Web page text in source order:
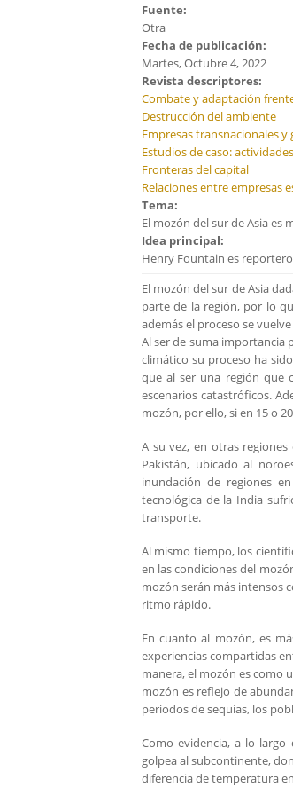
Fuente:
Otra
Fecha de publicación:
Martes, Octubre 4, 2022
Revista descriptores:
Combate y adaptación
Destrucción del ambiente
Empresas transnacionales
Estudios de caso:
Fronteras del capital
Relaciones entre empresas
Tema:
El mozón del sur de Asia es
Idea principal:
Henry Fountain es
El mozón del sur de Asia
parte de la región, por lo
además el proceso se
Al ser de suma importancia
climático su proceso ha
que al ser una región que
escenarios catastróficos.
mozón, por ello, si en 15 o
A su vez, en otras
Pakistán, ubicado al
inundación de regiones
tecnológica de la India
transporte.
Al mismo tiempo, los
en las condiciones del
mozón serán más intensos
ritmo rápido.
En cuanto al mozón, es
experiencias compartidas
manera, el mozón es como
mozón es reflejo de
periodos de sequías, los
Como evidencia, a lo
golpea al subcontinente,
diferencia de temperatura